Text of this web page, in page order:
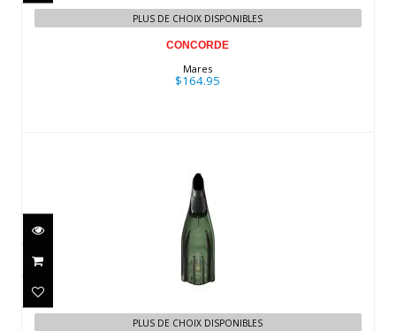
PLUS DE CHOIX DISPONIBLES
CONCORDE
Mares
$164.95
AVANTI 4 POWER SF
$249.95
PLUS DE CHOIX DISPONIBLES